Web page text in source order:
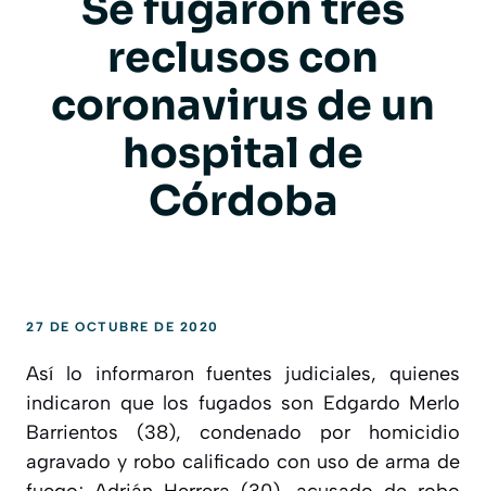
reclusos con
coronavirus de un
hospital de
Córdoba
27 DE OCTUBRE DE 2020
Así lo informaron fuentes judiciales, quienes
indicaron que los fugados son Edgardo Merlo
Barrientos (38), condenado por homicidio
agravado y robo calificado con uso de arma de